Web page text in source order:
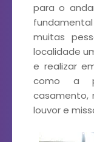
para o
muitas
localidade
e realizar
como a
casamento,
louvor e